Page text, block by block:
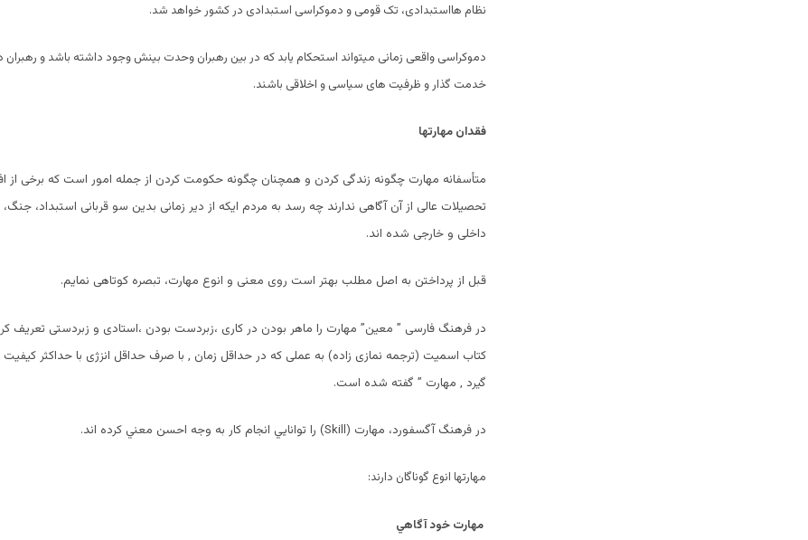
نظام هااستبدادی، تک قومی و دموکراسی استبدادی در کشور خواهد شد.
دموکراسی واقعی زمانی میتواند استحکام یابد که در بین رهبران وحدت بینش وجود داشته باشد و رهبران
خدمت گذار و ظرفیت های سیاسی و اخلاقی باشند.
فقدان مهارتها
متأسفانه مهارت چگونه زندگی کردن و همچنان چگونه حکومت کردن از جمله امور است که برخی از
تحصیلات عالی از آن آگاهی ندارند چه رسد به مردم ایکه از دیر زمانی بدین سو قربانی استبداد،
داخلی و خارجی شده اند.
قبل از پرداختن به اصل مطلب بهتر است روی معنی و انوع مهارت، تبصره کوتاهی نمایم.
در فرهنگ فارسی ” معین” مهارت را ماهر بودن در کاری ،زبردست بودن ،استادی و زبردستی تعریف
کتاب اسمیت (ترجمه نمازی زاده) به عملی که در حداقل زمان , با صرف حداقل انزژی با حداکثر کیفیت
گیرد , مهارت ” گفته شده است.
در فرهنگ آگسفورد، مهارت (Skill) را توانايي انجام كار به وجه احسن معني كرده اند.
مهارتها انوع گوناگان دارند:
مهارت خود آگاهي